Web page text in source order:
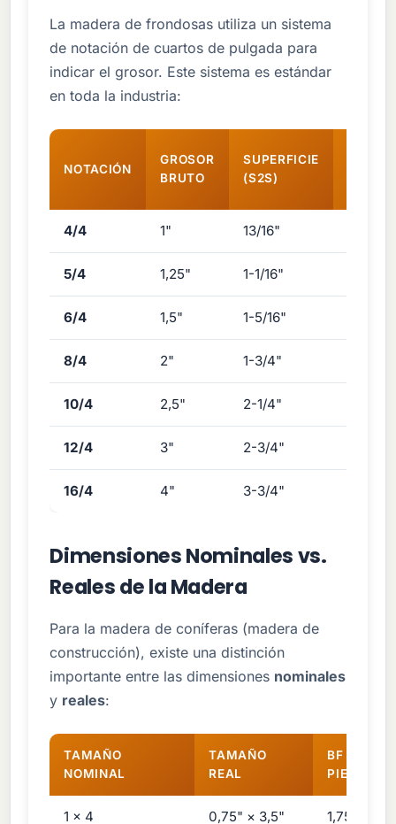
La madera de frondosas utiliza un sistema
de notación de cuartos de pulgada para
indicar el grosor. Este sistema es estándar
en toda la industria:
NOTACIÓN
GROSOR
BRUTO
SUPERFICIE
(S2S)
4/4 1" 13/16"
5/4 1,25" 1-1/16"
6/4 1,5" 1-5/16"
8/4 2" 1-3/4"
10/4 2,5" 2-1/4"
12/4 3" 2-3/4"
16/4 4" 3-3/4"
Dimensiones Nominales vs.
Reales de la Madera
Para la madera de coníferas (madera de
construcción), existe una distinción
importante entre las dimensiones nominales
y reales:
TAMAÑO
NOMINAL
TAMAÑO
REAL
BF POR
PIES
1 × 4 0,75" × 3,5" 1,75 BF